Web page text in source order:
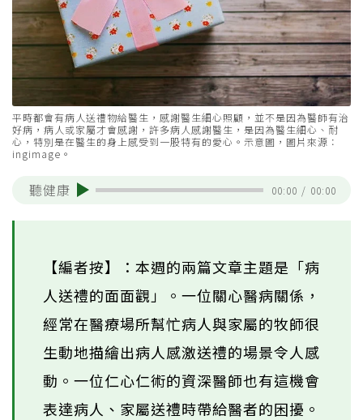
平時都會有病人送禮物給醫生，感謝醫生細心照顧，並不是因為醫師有治
好病，病人或家屬才會感謝，許多病人感謝醫生，是因為醫生細心、耐
心，特別是在醫生的身上感受到一股特有的愛心。示意圖，圖片來源：
ingimage。
聽健康 00:00 / 00:00
【編者按】：本週的兩篇文章主題是「病
人送禮的面面觀」。一位關心醫病關係，
經常在醫療場所幫忙病人與家屬的牧師很
生動地描繪出病人感激送禮的場景令人感
動。一位仁心仁術的資深醫師也有這機會
表達病人、家屬送禮時帶給醫者的困擾。